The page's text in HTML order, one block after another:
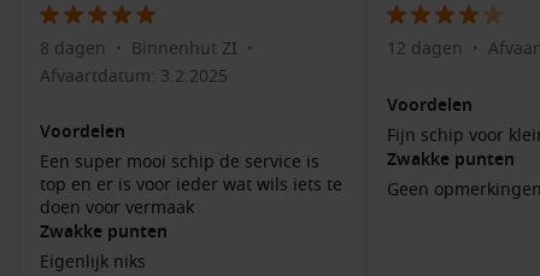
Thrill Waterpark:
Beleef de spannendste glijbanen en een
groot golfslagbad in het grootste waterpark van de
Bahama’s, perfect voor gezinnen en avonturiers.
Ontspan op de prachtige witte zandstranden,
zoals Chill Island en South Beach, en geniet van zwemmen
of zonnebaden in het heldere water.
Snorkelen:Ontdek de kleurrijke onderwaterwereld van
koraalriffen en zie tropische vissen in hun natuurlijke
habitat.
8 dagen • Binnenhut ZI •
Afvaartdatum: 3.2.2025
Voordelen
Een super mooi schip de service is
top en er is voor ieder wat wils iets te
doen voor vermaak
Zwakke punten
Eigenlijk niks
12 dagen •
Voordelen
Fijn schip voor
Zwakke punten
Geen